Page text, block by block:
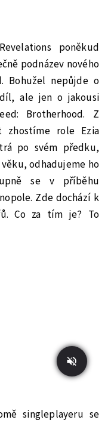
poněkud
podnázev nového
Bohužel nepůjde o
ale jen o jakousi
Brotherhood. Z
role Ezia
po svém předku,
odhadujeme ho
se v příběhu
Zde dochází k
Co za tím je? To
singleplayeru se